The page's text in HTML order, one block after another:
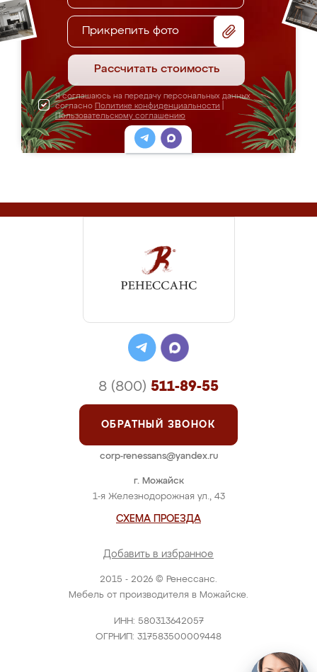
Прикрепить фото
Рассчитать стоимость
Я соглашаюсь на передачу персональных данных
согласно Политике конфиденциальности
Пользовательскому соглашению
2015 - 2026 © Ренессанс.
Мебель от производителя в Можайске.
ИНН: 580313642057
ОГРНИП: 317583500009448
г. Можайск
1-я Железнодорожная ул., 43
СХЕМА ПРОЕЗДА
Добавить в избранное
8 (800) 511-89-55
ОБРАТНЫЙ ЗВОНОК
corp-renessans@yandex.ru